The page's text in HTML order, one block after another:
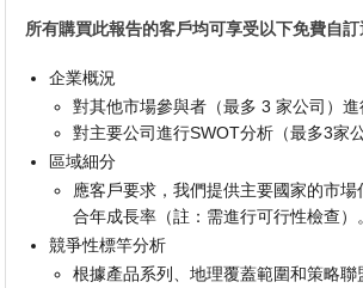
所有購買此報告的客戶均可享受以下免費自訂
企業概況
對其他市場參與者（最多 3 家公司）
對主要公司進行SWOT分析（最多3家公
區域細分
應客戶要求，我們提供主要國家的市
合年成長率（註：需進行可行性檢查）
競爭性標竿分析
根據產品系列、地理覆蓋範圍和策略